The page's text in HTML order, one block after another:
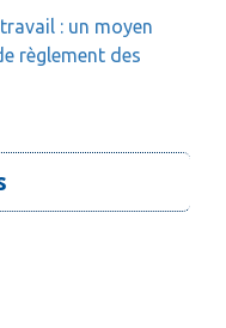
: un moyen
règlement des